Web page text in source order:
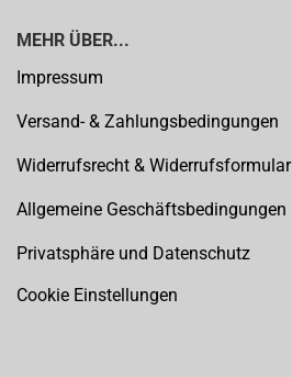
MEHR ÜBER...
Impressum
Versand- & Zahlungsbedingungen
Widerrufsrecht & Widerrufsformular
Allgemeine Geschäftsbedingungen
Privatsphäre und Datenschutz
Cookie Einstellungen